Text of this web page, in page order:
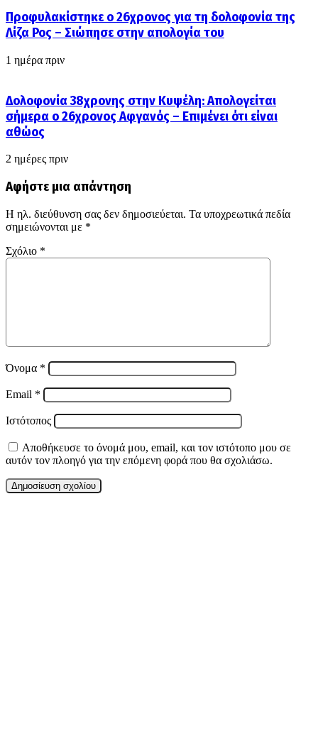
Προφυλακίστηκε ο 26χρονος για τη δολοφονία της
Λίζα Ρος – Σιώπησε στην απολογία του
1 ημέρα πριν
Δολοφονία 38χρονης στην Κυψέλη: Απολογείται
σήμερα ο 26χρονος Αφγανός – Επιμένει ότι είναι
αθώος
2 ημέρες πριν
Αφήστε μια απάντηση
Η ηλ. διεύθυνση σας δεν δημοσιεύεται. Τα υποχρεωτικά πεδία
σημειώνονται με *
Σχόλιο *
Όνομα *
Email *
Ιστότοπος
Αποθήκευσε το όνομά μου, email, και τον ιστότοπο μου σε
αυτόν τον πλοηγό για την επόμενη φορά που θα σχολιάσω.